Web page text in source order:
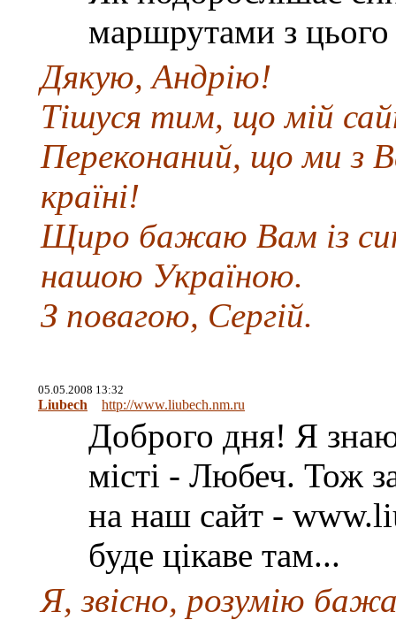
маршрутами з цього
Дякую, Андрію!
Тішуся тим, що мій
Переконаний, що ми з
країні!
Щиро бажаю Вам із
нашою Україною.
З повагою, Сергій.
05.05.2008 13:32
Liubech http://www.liubech.nm.ru
Доброго дня! Я
місті - Любеч. Тож
на наш сайт -
буде цікаве там...
Я, звісно, розумію